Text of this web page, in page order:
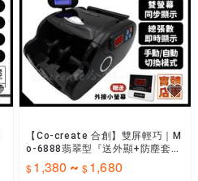
【Co-create 合創】雙屏輕巧｜M
o-6888翡翠型『送外顯+防塵套
+保固一年』驗鈔機/點鈔機/數鈔
機/點驗鈔機
1,380 ~ 1,680